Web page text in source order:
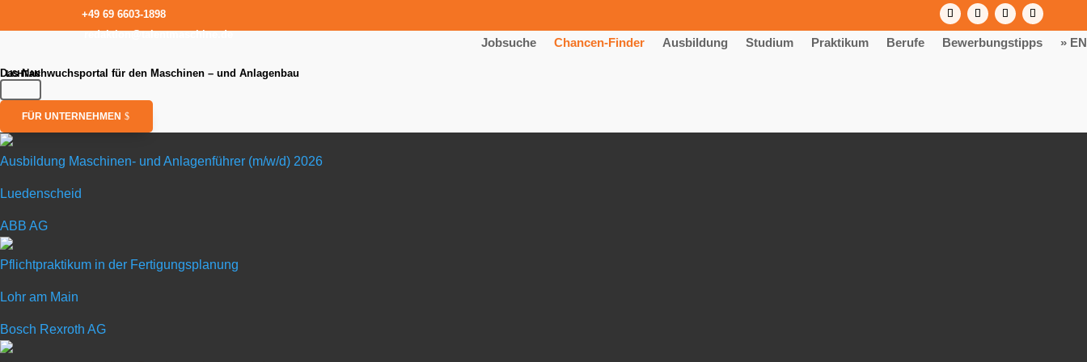
+49 69 6603-1898
redaktion@talentmaschine.de
Jobsuche Chancen-Finder Ausbildung Studium Praktikum Berufe Bewerbungstipps » EN
Das Nachwuchsportal für den Maschinen – und Anlagenbau
FÜR UNTERNEHMEN
Ausbildung Maschinen- und Anlagenführer (m/w/d) 2026
Luedenscheid
ABB AG
Pflichtpraktikum in der Fertigungsplanung
Lohr am Main
Bosch Rexroth AGABB AG